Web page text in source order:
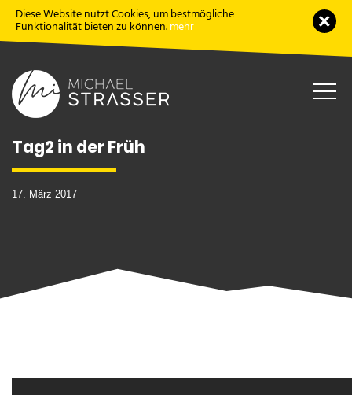
Diese Website nutzt Cookies, um bestmögliche
Funktionalität bieten zu können.mehr
Tag2 in der Früh
17. März 2017